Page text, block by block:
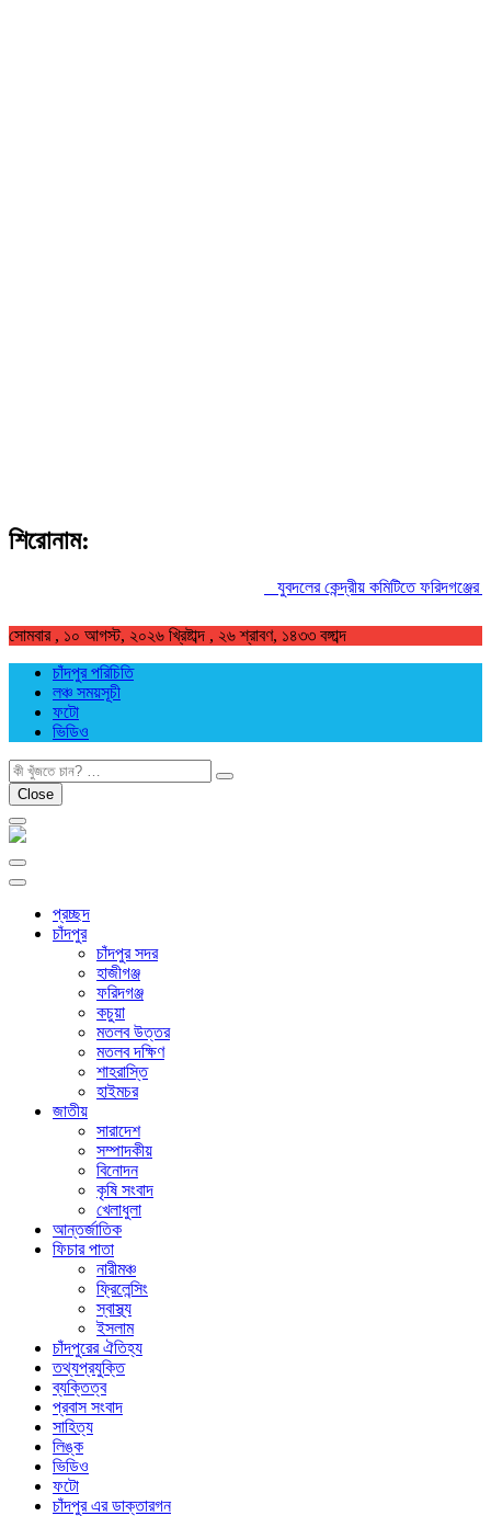
শিরোনাম:
যুবদলের কেন্দ্রীয় কমিটিতে ফরিদগঞ্জের
সোমবার , ১০ আগস্ট, ২০২৬ খ্রিষ্টাব্দ , ২৬ শ্রাবণ, ১৪৩৩ বঙ্গাব্দ
চাঁদপুর পরিচিতি
লঞ্চ সময়সূচী
ফটো
ভিডিও
খুজুন
Close
প্রচ্ছদ
চাঁদপুর
চাঁদপুর সদর
হাজীগঞ্জ
ফরিদগঞ্জ
কচুয়া
মতলব উত্তর
মতলব দক্ষিণ
শাহরাস্তি
হাইমচর
জাতীয়
সারাদেশ
সম্পাদকীয়
বিনোদন
কৃষি সংবাদ
খেলাধুলা
আন্তর্জাতিক
ফিচার পাতা
নারীমঞ্চ
ফ্রিলেন্সিং
স্বাস্থ্য
ইসলাম
চাঁদপুরের ঐতিহ্য
তথ্যপ্রযুক্তি
ব্যক্তিত্ব
প্রবাস সংবাদ
সাহিত্য
লিঙ্ক
ভিডিও
ফটো
চাঁদপুর এর ডাক্তারগন